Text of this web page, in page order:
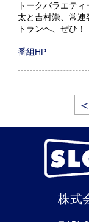
トークバラエテ
太と吉村崇、常
トランへ、ぜひ！
番組HP
＜
株式